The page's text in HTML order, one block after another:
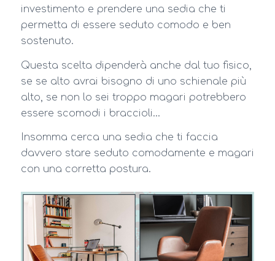
investimento e prendere una sedia che ti
permetta di essere seduto comodo e ben
sostenuto.
Questa scelta dipenderà anche dal tuo fisico,
se se alto avrai bisogno di uno schienale più
alto, se non lo sei troppo magari potrebbero
essere scomodi i braccioli…
Insomma cerca una sedia che ti faccia
davvero stare seduto comodamente e magari
con una corretta postura.